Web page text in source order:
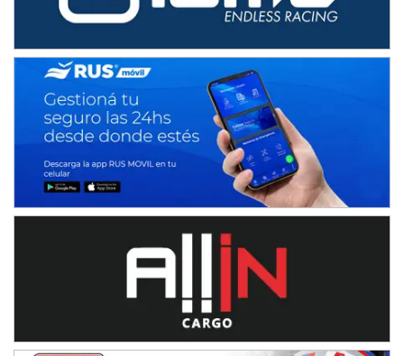
Humboldt (Santa Fe)
NORESTE SANTAFESINO - F6
Ciudad de Avellaneda (Asfalto)
Avellaneda (Santa Fe)
SUR SANTAFESINO - F4
José Samuel Sánchez (Tierra)
TUCUMANO - F5
El Timbó (Tucumán)